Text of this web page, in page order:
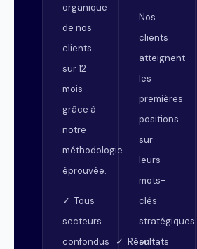
organique
de nos
clients
sur 12
mois
grâce à
notre
méthodologie
éprouvée.
✓ Tous
secteurs
confondus ✓ Résultats
Nos
clients
atteignent
les
premières
positions
sur
leurs
mots-
clés
stratégiques
en